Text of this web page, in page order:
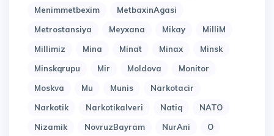
Menimmetbexim
MetbaxinAgasi
Metrostansiya
Meyxana Mikay
MilliM
Millimiz
Mina Minat Minax
Minsk
Minskqrupu
Mir Moldova
Monitor
Moskva
Mu Munis
Narkotacir
Narkotik
Narkotikalveri Natiq
NATO
Nizamik
NovruzBayram NurAni
O